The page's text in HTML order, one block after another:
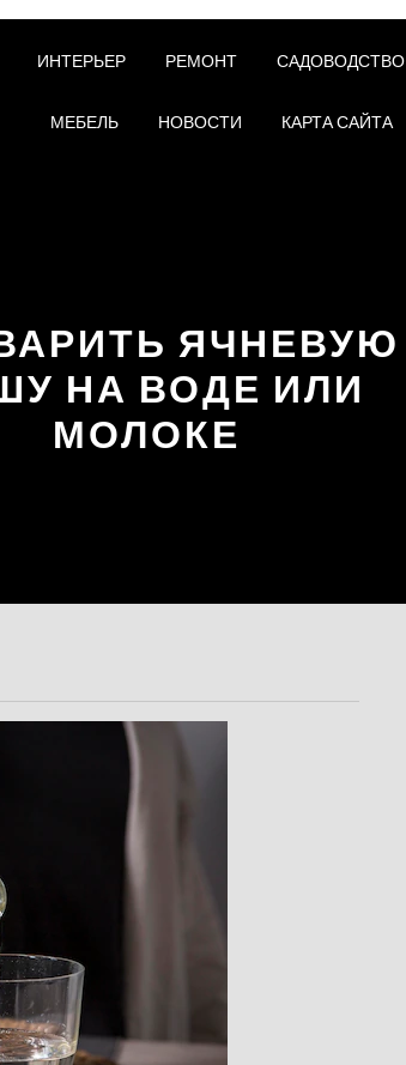
ИНТЕРЬЕР РЕМОНТ САДОВОДСТВО
МЕБЕЛЬ НОВОСТИ КАРТА САЙТА
ЯЧНЕВУЮ
НА ВОДЕ ИЛИ
МОЛОКЕ